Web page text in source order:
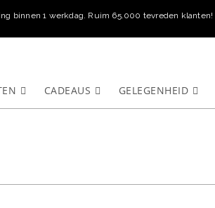
binnen 1 werkdag. Ruim 65.000 tevreden klanten!
CADEAUS GELEGENHEID